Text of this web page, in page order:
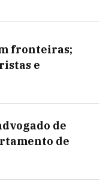
fronteiras;
e
de
de